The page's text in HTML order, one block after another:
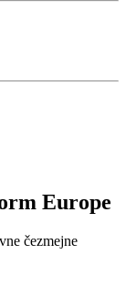
Europe
čezmejne